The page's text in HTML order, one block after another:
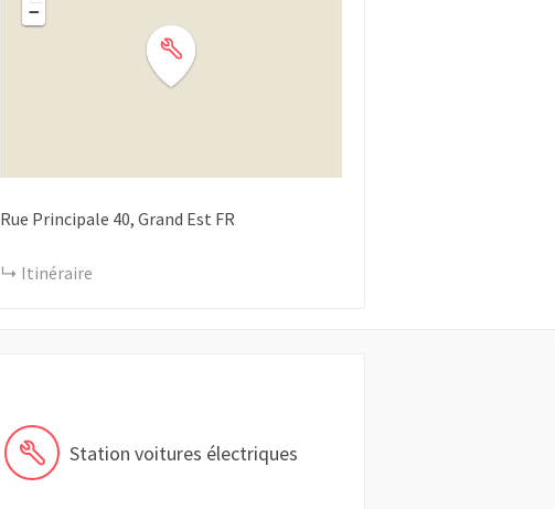
−
Rue Principale 40 Grand Est FR
Itinéraire
Station voitures électriques